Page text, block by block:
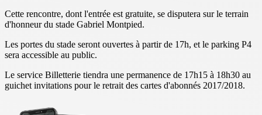
Cette rencontre, dont l'entrée est gratuite, se disputera sur le terrain
d'honneur du stade Gabriel Montpied.
Les portes du stade seront ouvertes à partir de 17h, et le parking P4
sera accessible au public.
Le service Billetterie tiendra une permanence de 17h15 à 18h30 au
guichet invitations pour le retrait des cartes d'abonnés 2017/2018.